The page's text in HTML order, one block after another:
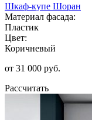
Шкаф-купе Шоран
Материал фасада:
Пластик
Цвет:
Коричневый
от 31 000 руб.
Рассчитать